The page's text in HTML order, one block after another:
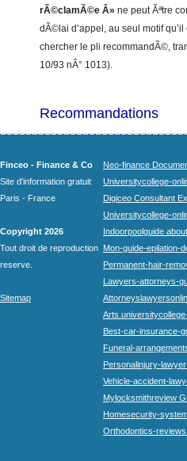
rÃ©clamÃ©e Â» ne peut Ãªtre
dÃ©lai d’appel, au seul motif
chercher le pli recommandÃ©,
10/93 nÂ° 1013).
Recommandations
Finceo - Finance & Co
Site d'information gratuit
Paris - France
Copyright 2026
Tout droit de reproduction
reserve.
Sitemap
Neo-finance
Universitycollege-
Digiceo Consultant
Universitycollege-
Indoorpoolguide
Mon-guide-epilation-
Permanent-hair-
Lawyers-attorneys-
Best-car-insurance-
Funeral-
Personalinjury-
Vehicle-accident-
Mylocksmithreview
Homesecurity-
Orthodontics-